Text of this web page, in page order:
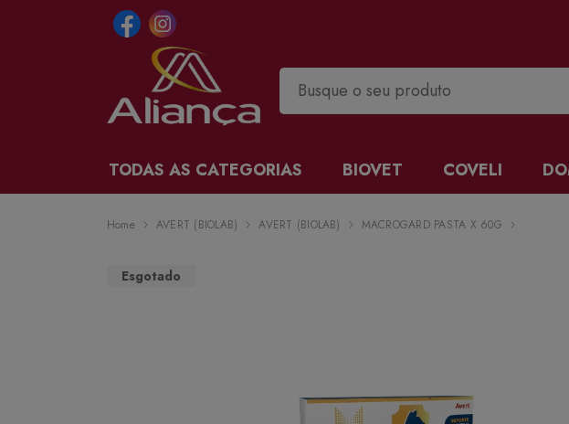
TODAS AS CATEGORIAS BIOVET COVELI
Home AVERT (BIOLAB) AVERT (BIOLAB) MACROGARD PASTA X 60G
Esgotado